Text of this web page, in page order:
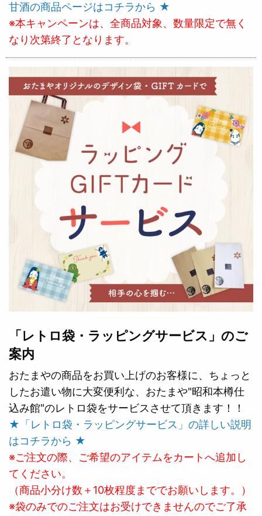
甘酒の商品ページはコチラから ★
※本キャンペーンは、全商品対象、数量限定で無く
なり次第終了となります。
「レトロ袋・ラッピングサービス」のご
案内
おたまやの商品をお買い上げのお客様に、ちょっと
したお遣い物に大変便利な、おたまや"昭和本樽仕
込み館"のレトロ袋をサービスさせて頂きます！！
★「レトロ袋・ラッピングサービス」の詳しい説明
はコチラから ★
※ご注文の際、ご希望のアイテムをカートへ追加し
てください。
（商品小分け数＋10枚程度まででお願いします。）
※袋のみでのご注文はお受けできませんのでご了承